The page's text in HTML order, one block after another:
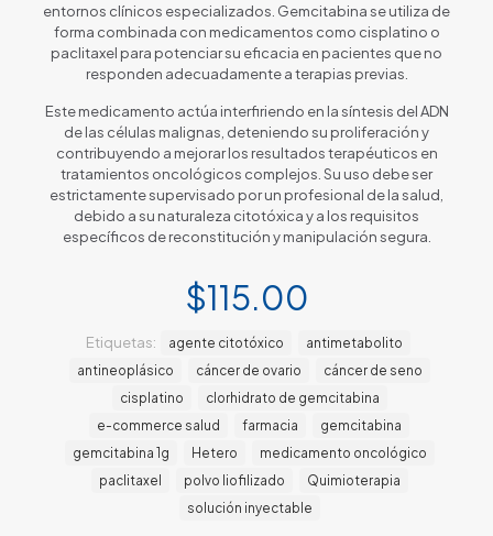
entornos clínicos especializados. Gemcitabina se utiliza de
forma combinada con medicamentos como cisplatino o
paclitaxel para potenciar su eficacia en pacientes que no
responden adecuadamente a terapias previas.
Este medicamento actúa interfiriendo en la síntesis del ADN
de las células malignas, deteniendo su proliferación y
contribuyendo a mejorar los resultados terapéuticos en
tratamientos oncológicos complejos. Su uso debe ser
estrictamente supervisado por un profesional de la salud,
debido a su naturaleza citotóxica y a los requisitos
específicos de reconstitución y manipulación segura.
$115.00
Etiquetas: agente citotóxico
antimetabolito
antineoplásico
cáncer de ovario
cáncer de seno
cisplatino
clorhidrato de gemcitabina
e-commerce salud
farmacia
gemcitabina
gemcitabina 1g
Hetero
medicamento oncológico
paclitaxel
polvo liofilizado
Quimioterapia
solución inyectable